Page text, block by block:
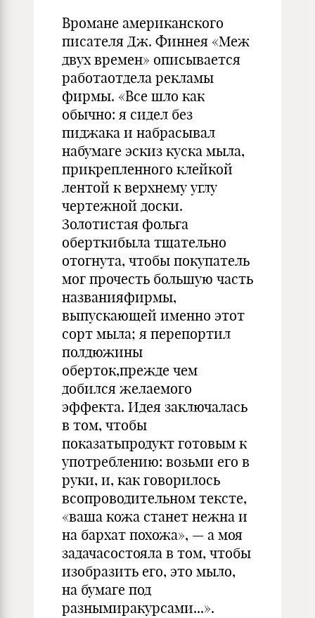
Вромане американского
писателя Дж. Финнея «Меж
двух времен» описывается
работаотдела рекламы
фирмы. «Все шло как
обычно: я сидел без
пиджака и набрасывал
набумаге эскиз куска мыла,
прикрепленного клейкой
лентой к верхнему углу
чертежной доски.
Золотистая фольга
оберткибыла тщательно
отогнута, чтобы покупатель
мог прочесть большую часть
названияфирмы,
выпускающей именно этот
сорт мыла; я перепортил
полдюжины
оберток,прежде чем
добился желаемого
эффекта. Идея заключалась
в том, чтобы
показатьпродукт готовым к
употреблению: возьми его в
руки, и, как говорилось
всопроводительном тексте,
«ваша кожа станет нежна и
на бархат похожа», — а моя
задачасостояла в том, чтобы
изобразить его, это мыло,
на бумаге под
разнымиракурсами...».